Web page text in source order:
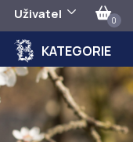
Uživatel 0
KATEGORIE